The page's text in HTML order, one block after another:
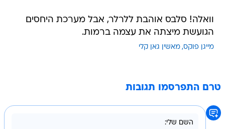
וואלה! סלבס אוהבת ללרלר, אבל מערכת היחסים
הגועשת מיצתה את עצמה ברמות.
מייגן פוקס מאשין גאן קלי
טרם התפרסמו תגובות